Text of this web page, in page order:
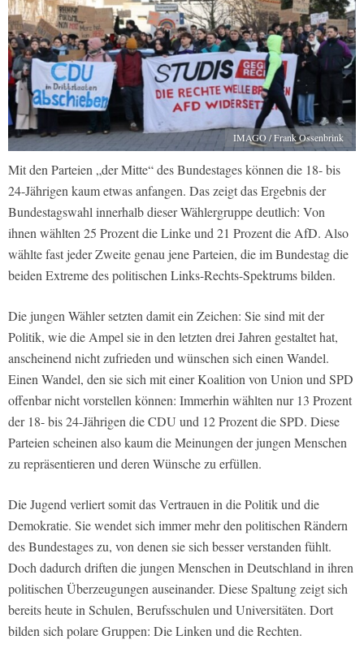
IMAGO / Frank Ossenbrink
Mit den Parteien „der Mitte“ des Bundestages können die 18- bis
24-Jährigen kaum etwas anfangen. Das zeigt das Ergebnis der
Bundestagswahl innerhalb dieser Wählergruppe deutlich: Von
ihnen wählten 25 Prozent die Linke und 21 Prozent die AfD. Also
wählte fast jeder Zweite genau jene Parteien, die im Bundestag die
beiden Extreme des politischen Links-Rechts-Spektrums bilden.
Die jungen Wähler setzten damit ein Zeichen: Sie sind mit der
Politik, wie die Ampel sie in den letzten drei Jahren gestaltet hat,
anscheinend nicht zufrieden und wünschen sich einen Wandel.
Einen Wandel, den sie sich mit einer Koalition von Union und SPD
offenbar nicht vorstellen können: Immerhin wählten nur 13 Prozent
der 18- bis 24-Jährigen die CDU und 12 Prozent die SPD. Diese
Parteien scheinen also kaum die Meinungen der jungen Menschen
zu repräsentieren und deren Wünsche zu erfüllen.
Die Jugend verliert somit das Vertrauen in die Politik und die
Demokratie. Sie wendet sich immer mehr den politischen Rändern
des Bundestages zu, von denen sie sich besser verstanden fühlt.
Doch dadurch driften die jungen Menschen in Deutschland in ihren
politischen Überzeugungen auseinander. Diese Spaltung zeigt sich
bereits heute in Schulen, Berufsschulen und Universitäten. Dort
bilden sich polare Gruppen: Die Linken und die Rechten.